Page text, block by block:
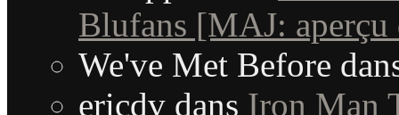
Blufans [MAJ: aperçu
We've Met Before
ericdv dans Iron Man